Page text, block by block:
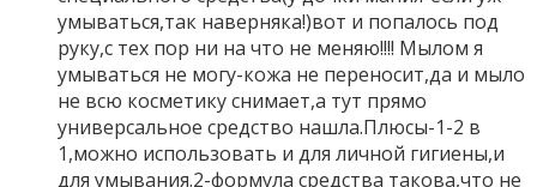
умываться,так наверняка!)вот и попалось под
руку,с тех пор ни на что не меняю!!!! Мылом я
умываться не могу-кожа не переносит,да и мыло
не всю косметику снимает,а тут прямо
универсальное средство нашла.Плюсы-1-2 в
1,можно использовать и для личной гигиены,и
для умывания.2-формула средства такова,что не